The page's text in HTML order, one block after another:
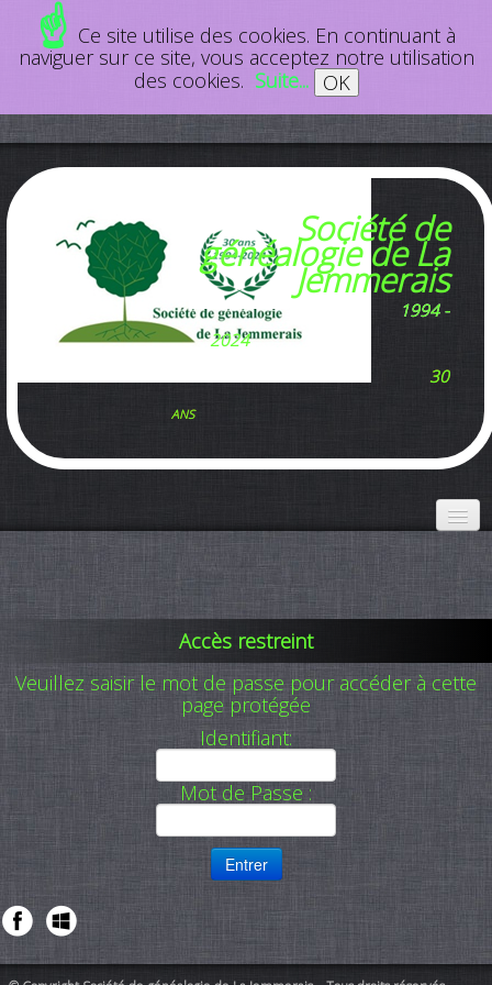
☝ Ce site utilise des cookies. En continuant à
naviguer sur ce site, vous acceptez notre utilisation
des cookies. Suite... OK
Société de
généalogie de La
Jemmerais
1994 -
2024
30
ans
Accueil
Activités
Accès restreint
Veuillez saisir le mot de passe pour accéder à cette
page protégée
Identifiant:
Mot de Passe :